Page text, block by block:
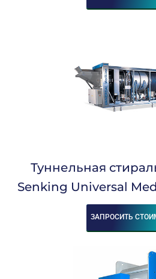
Туннельная
Senking Universal
ЗАПРОСИТЬ